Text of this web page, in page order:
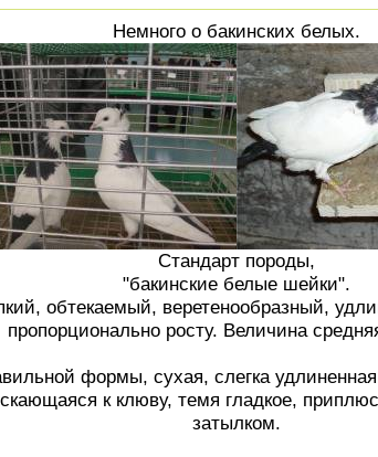
Немного о бакинских белых.
Стандарт породы,
"бакинские белые шейки".
обтекаемый, веретенообразный,
пропорционально росту. Величина
формы, сухая, слегка
к клюву, темя гладкое,
затылком.